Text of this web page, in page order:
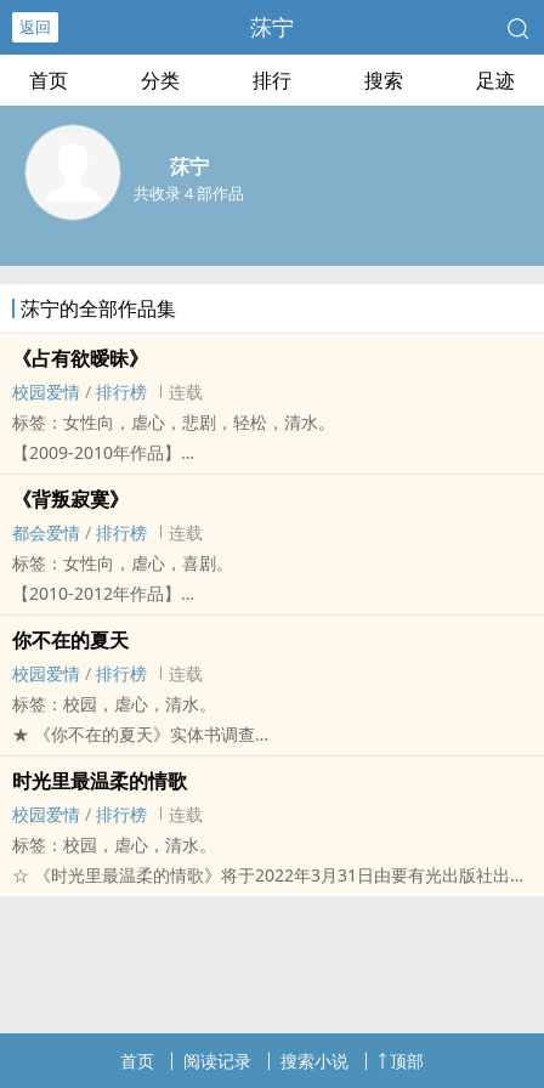
返回 莯宁
首页 分类 排行 搜索 足迹
莯宁
共收录 4 部作品
莯宁的全部作品集
《占有欲暧昧》
校园爱情 / 排行榜
连载
标签：女性向，虐心，悲剧，轻松，清水。
【2009-2010年作品】
暧昧很美，却也美的令人发疼。
它是朵带刺的玫瑰，看的得，却碰不得。
补习班可以说是两人的开端，
在这里，她遇见了占据她所有心思的男孩。
然而他们之间的关系，却是团始终说不清的谜。
她曾为他留过无数的眼泪，尽管身旁出现了愿意为她接下眼泪的人，
可她偏偏忘不掉心中的那块执着。
对夏若琦而言，她宁愿维持这份模糊不清的暧昧，也不敢往前迈出那
一步。
明知那朵玫瑰带刺，但她仍义无反顾地扑了上去。
哪怕只有一秒，她也想要拥有这段感情。
※ 粉丝专页│欢迎找我聊天
《背叛寂寞》
都会爱情 / 排行榜
连载
标签：女性向，虐心，喜剧。
【2010-2012年作品】
在她的眼里，她觉得她自己什么都没有。
在她的眼里，她觉得她自己只剩下寂寞。
她试着背叛，试着想背叛寂寞。
她试着渴望，试着渴望两个人。
一个人久了，很寂寞。
一个人久了，很疲惫。
「但如果我背叛了寂寞，会不会就什么也没有了？」
-----
你不在的夏天
校园爱情 / 排行榜
连载
标签：校园，虐心，清水。
★ 《你不在的夏天》实体书调查
盛夏时节，凤凰花落。
可你，却不在这个夏天。
关于陈熙，
他是我的邻座，我的青春，也是我迟迟不敢承认的喜欢。
开口。」
时光里最温柔的情歌
校园爱情 / 排行榜
连载
标签：校园，虐心，清水。
☆ 《时光里最温柔的情歌》将于2022年3月31日由要有光出版社出版
当时的舒毓琦怎么也想不明白，自己为何会踏上自杀这条路。
首页 阅读记录 搜索小说 顶部